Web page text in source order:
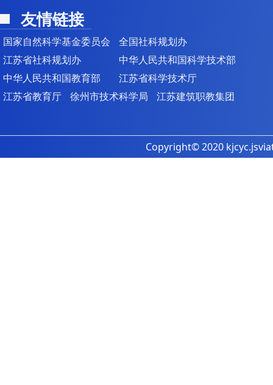
友情链接
国家自然科学基金委员会
全国社科规划办
江苏省社科规划办
中华人民共和国科学技术部
中华人民共和国教育部
江苏省科学技术厅
江苏省教育厅
徐州市技术科学局 江苏建筑职教集团
Copyright© 2020